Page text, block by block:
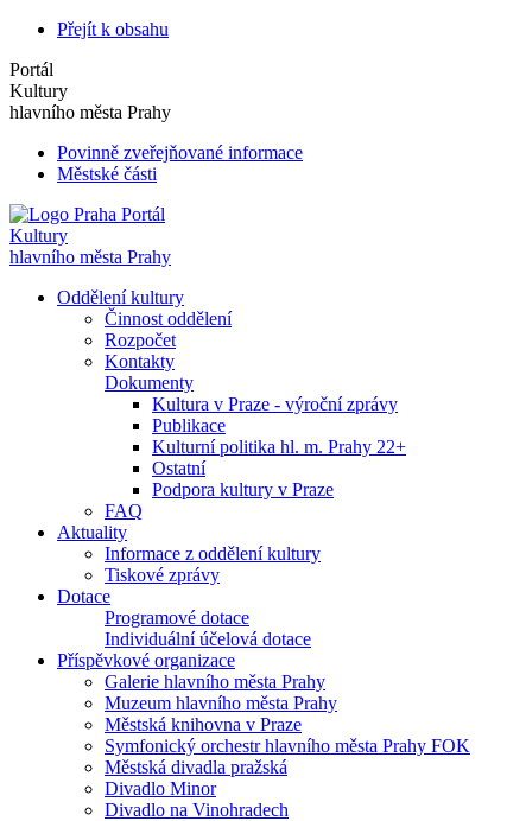
Přejít k obsahu
Portál
Kultury
hlavního města Prahy
Povinně zveřejňované informace
Městské části
Portál
Kultury
hlavního města Prahy
Oddělení kultury
Činnost oddělení
Rozpočet
Kontakty
Dokumenty
Kultura v Praze - výroční zprávy
Publikace
Kulturní politika hl. m. Prahy 22+
Ostatní
Podpora kultury v Praze
FAQ
Aktuality
Informace z oddělení kultury
Tiskové zprávy
Dotace
Programové dotace
Individuální účelová dotace
Příspěvkové organizace
Galerie hlavního města Prahy
Muzeum hlavního města Prahy
Městská knihovna v Praze
Symfonický orchestr hlavního města Prahy FOK
Městská divadla pražská
Divadlo Minor
Divadlo na Vinohradech